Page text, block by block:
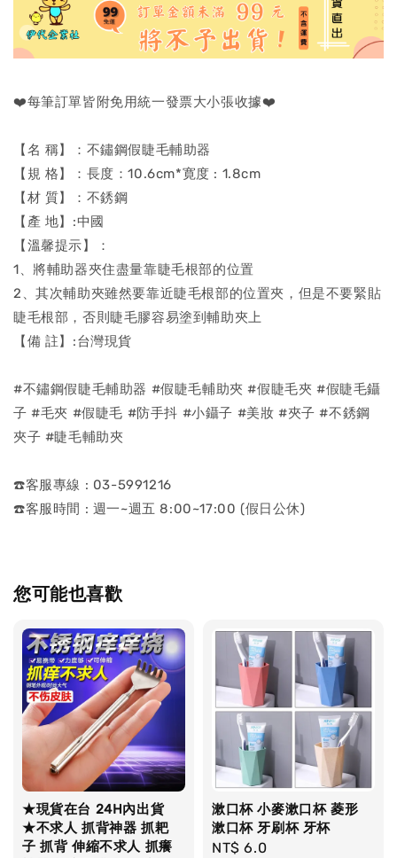
❤️每筆訂單皆附免用統一發票大小張收據❤️
【名 稱】：不鏽鋼假睫毛輔助器
【規 格】：長度：10.6cm*寛度 : 1.8cm
【材 質】：不銹鋼
【產 地】:中國
【溫馨提示】：
1、將輔助器夾住盡量靠睫毛根部的位置
2、其次輔助夾雖然要靠近睫毛根部的位置夾，但是不要緊貼
睫毛根部，否則睫毛膠容易塗到輔助夾上
【備 註】:台灣現貨
#不鏽鋼假睫毛輔助器 #假睫毛輔助夾 #假睫毛夾 #假睫毛鑷
子 #毛夾 #假睫毛 #防手抖 #小鑷子 #美妝 #夾子 #不銹鋼
夾子 #睫毛輔助夾
☎️客服專線 : 03-5991216
☎️客服時間 : 週一~週五 8:00~17:00 (假日公休)
您可能也喜歡
★現貨在台 24H內出貨
★不求人 抓背神器 抓耙
子 抓背 伸縮不求人 抓癢
漱口杯 小麥漱口杯 菱形
漱口杯 牙刷杯 牙杯
Regular
NT$ 6.0